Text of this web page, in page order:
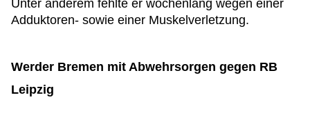
Unter anderem fehlte er wochenlang wegen einer
Adduktoren- sowie einer Muskelverletzung.
Werder Bremen mit Abwehrsorgen gegen RB
Leipzig